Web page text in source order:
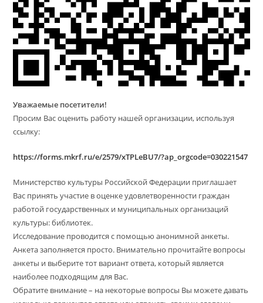
Уважаемые посетители!
Просим Вас оценить работу нашей организации, используя
ссылку:
https://forms.mkrf.ru/e/2579/xTPLeBU7/?ap_orgcode=030221547
Министерство культуры Российской Федерации приглашает
Вас принять участие в оценке удовлетворенности граждан
работой государственных и муниципальных организаций
культуры: библиотек.
Исследование проводится с помощью анонимной анкеты.
Анкета заполняется просто. Внимательно прочитайте вопросы
анкеты и выберите тот вариант ответа, который является
наиболее подходящим для Вас.
Обратите внимание – на некоторые вопросы Вы можете давать